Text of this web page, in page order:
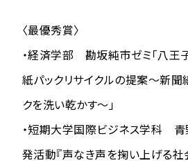
〈最優秀賞〉
・経済学部 勘坂純市ゼミ「八王
紙パックリサイクルの提案～新聞
クを洗い乾かす～」
・短期大学国際ビジネス学科 青
発活動『声なき声を掬い上げる社